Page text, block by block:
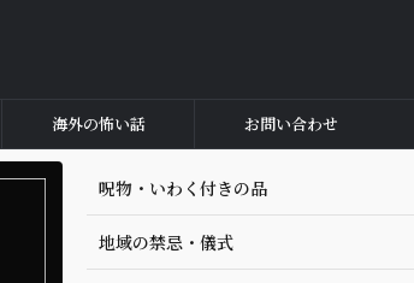
海外の怖い話 お問い合わせ
呪物・いわく付きの品
地域の禁忌・儀式